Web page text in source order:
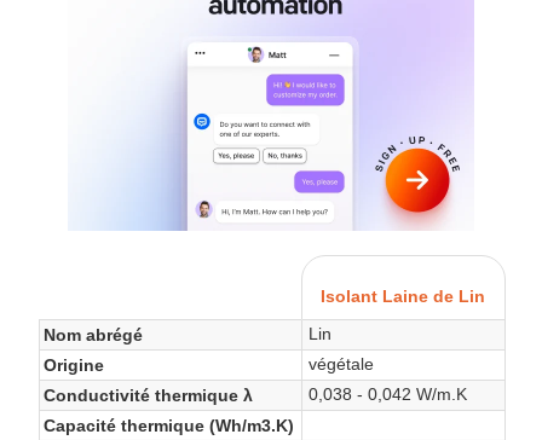
Isolant Laine de Lin
Nom abrégé
Lin
Origine
végétale
Conductivité thermique λ
0,038 - 0,042 W/m.K
Capacité thermique (Wh/m3.K)